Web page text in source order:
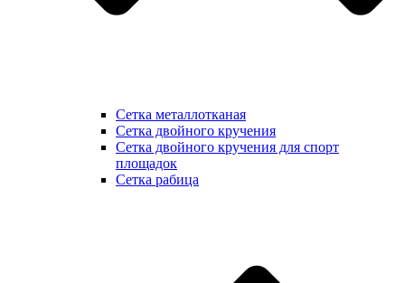
Сетка металлотканая
Сетка двойного кручения
Сетка двойного кручения для спорт
площадок
Сетка рабица